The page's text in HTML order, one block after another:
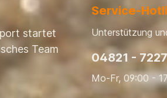
startet
Team
Service-
Unterstützung
04821 -
Mo-Fr, 09:00 -